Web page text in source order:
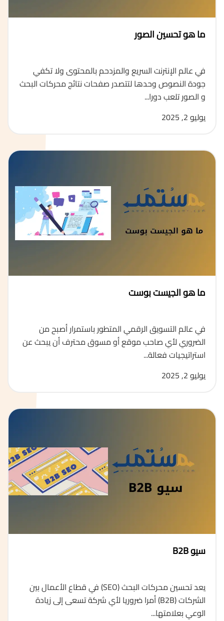
ما هو تحسين الصور
في عالم الإنترنت السريع والمزدحم بالمحتوى ولا تكفي
جودة النصوص وحدها لتتصدر صفحات نتائج محركات البحث
و الصور تلعب دورا...
يوليو 2, 2025
ما هو الجيست بوست
في عالم التسويق الرقمي المتطور باستمرار أصبح من
الضروري لأي صاحب موقع أو مسوق محترف أن يبحث عن
استراتيجيات فعالة...
يوليو 2, 2025
سيو B2B
يعد تحسين محركات البحث (SEO) في قطاع الأعمال بين
الشركات (B2B) أمرا ضروريا لأي شركة تسعى إلى زيادة
الوعي بعلامتها...